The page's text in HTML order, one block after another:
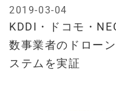
KDDI・ドコモ・
数事業者のドロー
ステムを実証
2019-03-04